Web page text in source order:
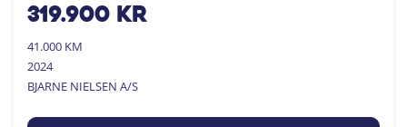
319.900kr
41.000 KM
2024
BJARNE NIELSEN A/S